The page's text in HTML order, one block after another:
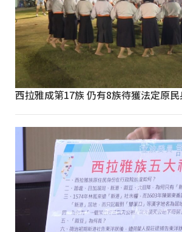
西拉雅成第17族 仍有8族待獲法定原